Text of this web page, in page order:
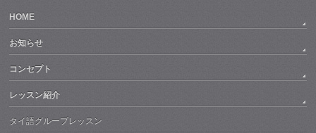
HOME
お知らせ
コンセプト
レッスン紹介
タイ語グループレッスン